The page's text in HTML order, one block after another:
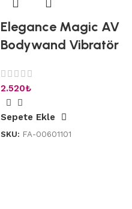
Elegance Magic AV
Bodywand Vibratör
2.520₺
Sepete Ekle
SKU: FA-00601101